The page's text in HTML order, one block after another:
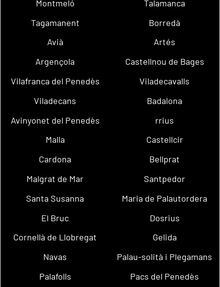
Montmeló
Talamanca
Tagamanent
Borredà
Avià
Artés
Argençola
Castellnou de Bages
Vilafranca del Penedès
Viladecavalls
Viladecans
Badalona
Avinyonet del Penedès
rrius
Malla
Castellcir
Cardona
Bellprat
Malgrat de Mar
Santpedor
Santa Susanna
Maria de Palautordera
El Bruc
Dosrius
Cornellà de Llobregat
Gelida
Navas
Palau-solità i Plegamans
Palafolls
Pacs del Penedès